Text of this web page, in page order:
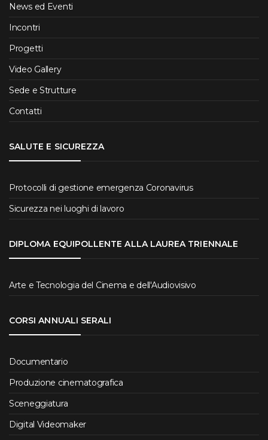
News ed Eventi
Incontri
Progetti
Video Gallery
Sede e Strutture
Contatti
SALUTE E SICUREZZA
Protocolli di gestione emergenza Coronavirus
Sicurezza nei luoghi di lavoro
DIPLOMA EQUIPOLLENTE ALLA LAUREA TRIENNALE
Arte e Tecnologia del Cinema e dell'Audiovisivo
CORSI ANNUALI SERALI
Documentario
Produzione cinematografica
Sceneggiatura
Digital Videomaker